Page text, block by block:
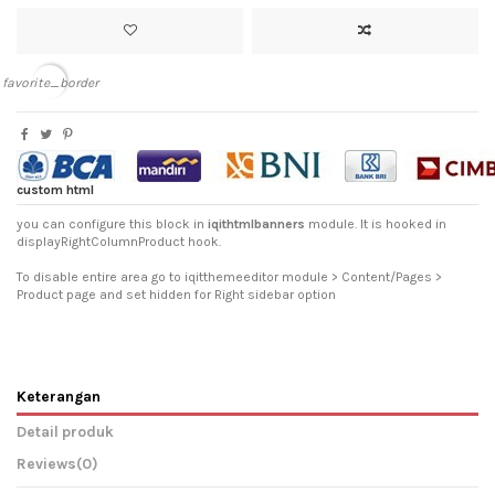
favorite_border
custom html
you can configure this block in iqithtmlbanners module. It is hooked in
displayRightColumnProduct hook.
To disable entire area go to iqitthemeeditor module > Content/Pages >
Product page and set hidden for Right sidebar option
Keterangan
Detail produk
Reviews(0)